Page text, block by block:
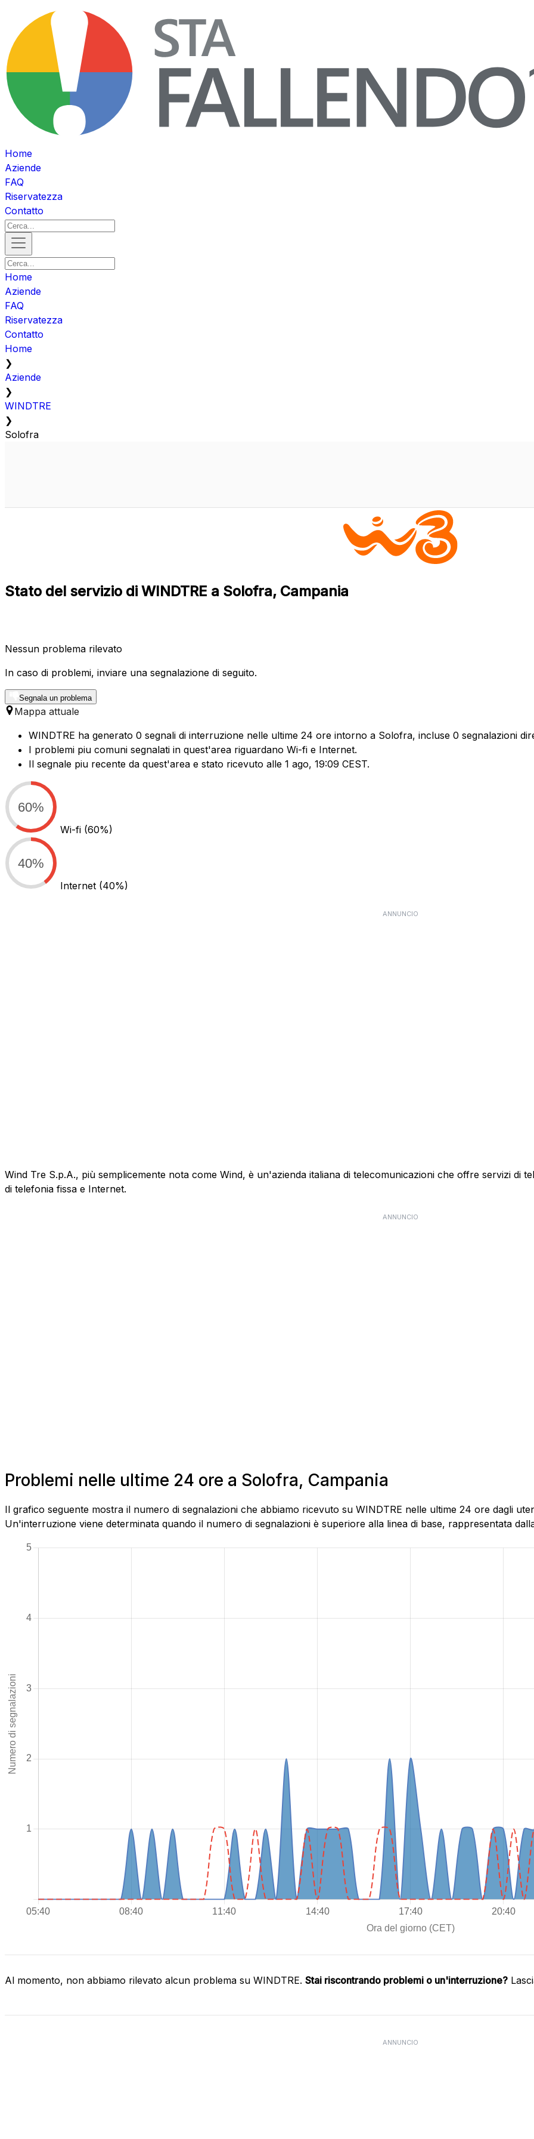
Home
Aziende
FAQ
Riservatezza
Contatto
Home
Aziende
FAQ
Riservatezza
Contatto
Home
❯
Aziende
❯
WINDTRE
❯
Solofra
Stato del servizio di WINDTRE a Solofra, Campania
Nessun problema rilevato
In caso di problemi, inviare una segnalazione di seguito.
Segnala un problema
Mappa attuale
WINDTRE ha generato 0 segnali di interruzione nelle ultime 24 ore intorno a Solofra, incluse 0 segnalazioni
I problemi piu comuni segnalati in quest'area riguardano Wi-fi e Internet.
Il segnale piu recente da quest'area e stato ricevuto alle 1 ago, 19:09 CEST.
60%
Wi-fi (60%)
40%
Internet (40%)
ANNUNCIO
Wind Tre S.p.A., più semplicemente nota come Wind, è un'azienda italiana di telecomunicazioni che offre servizi di
di telefonia fissa e Internet.
ANNUNCIO
Problemi nelle ultime 24 ore a Solofra, Campania
Il grafico seguente mostra il numero di segnalazioni che abbiamo ricevuto su WINDTRE nelle ultime 24 ore dagli
Un'interruzione viene determinata quando il numero di segnalazioni è superiore alla linea di base, rappresentata
Al momento, non abbiamo rilevato alcun problema su WINDTRE. Stai riscontrando problemi o un'interruzione?
ANNUNCIO